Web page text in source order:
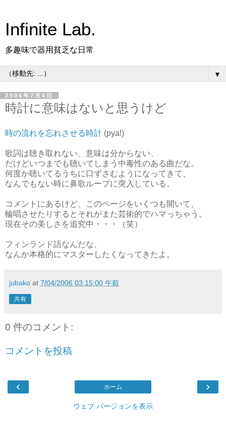
Infinite Lab.
多趣味で器用貧乏な日常
▼
2006年7月4日
時計に意味はないと思うけど
時の流れを忘れさせる時計 (pya!)
歌詞は聴き取れない、意味は分からない、
だけどいつまでも聴いてしまう中毒性のある曲だな。
何度か聴いてるうちに口ずさむようになってきて、
なんでもない時に鼻歌ループに突入している。
コメントにあるけど、このページをいくつも開いて、
輪唱させたりするとそれがまた芸術的でハマっちゃう。
現在その美しさを追究中・・・（笑）
フィンランド語なんだな、
なんか本格的にマスターしたくなってきたよ。
jubako at 7/04/2006 03:15:00 午前
共有
0 件のコメント:
コメントを投稿
‹ ›
ホーム
ウェブ バージョンを表示